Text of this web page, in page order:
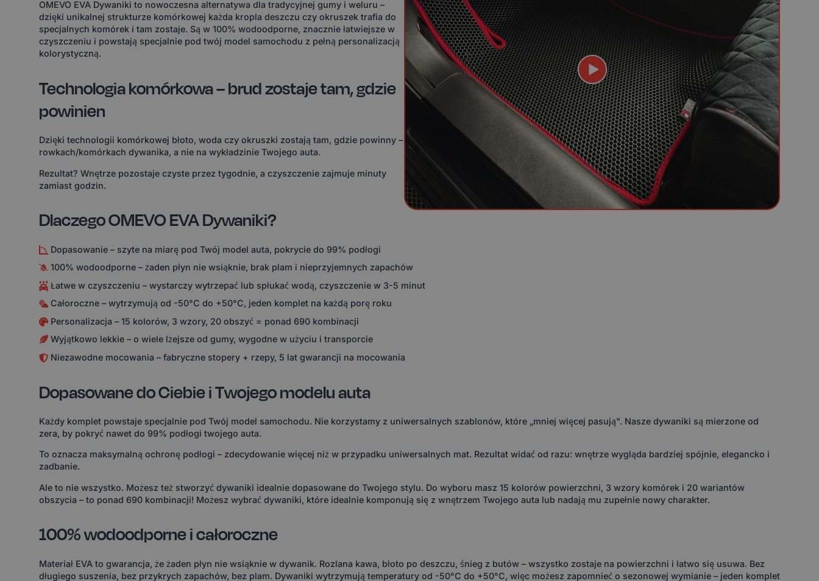
OMEVO EVA Dywaniki to nowoczesna alternatywa dla tradycyjnej gumy i weluru –
dzięki unikalnej strukturze komórkowej każda kropla deszczu czy okruszek trafia do
specjalnych komórek i tam zostaje. Są w 100% wodoodporne, znacznie łatwiejsze w
czyszczeniu i powstają specjalnie pod twój model samochodu z pełną personalizacją
kolorystyczną.
Technologia komórkowa – brud zostaje tam, gdzie
powinien
Dzięki technologii komórkowej błoto, woda czy okruszki zostają tam, gdzie powinny –
rowkach/komórkach dywanika, a nie na wykładzinie Twojego auta.
Rezultat? Wnętrze pozostaje czyste przez tygodnie, a czyszczenie zajmuje minuty
zamiast godzin.
Dlaczego OMEVO EVA Dywaniki?
Dopasowanie – szyte na miarę pod Twój model auta, pokrycie do 99% podłogi
100% wodoodporne – żaden płyn nie wsiąknie, brak plam i nieprzyjemnych zapachów
Łatwe w czyszczeniu – wystarczy wytrzepać lub spłukać wodą, czyszczenie w 3-5 minut
Całoroczne – wytrzymują od -50°C do +50°C, jeden komplet na każdą porę roku
Personalizacja – 15 kolorów, 3 wzory, 20 obszyć = ponad 690 kombinacji
Wyjątkowo lekkie – o wiele lżejsze od gumy, wygodne w użyciu i transporcie
Niezawodne mocowania – fabryczne stopery + rzepy, 5 lat gwarancji na mocowania
Dopasowane do Ciebie i Twojego modelu auta
Każdy komplet powstaje specjalnie pod Twój model samochodu. Nie korzystamy z uniwersalnych szablonów, które „mniej więcej pasują". Nasze dywaniki są mierzone od
zera, by pokryć nawet do 99% podłogi twojego auta.
To oznacza maksymalną ochronę podłogi – zdecydowanie więcej niż w przypadku uniwersalnych mat. Rezultat widać od razu: wnętrze wygląda bardziej spójnie, elegancko i
zadbanie.
Ale to nie wszystko. Możesz też stworzyć dywaniki idealnie dopasowane do Twojego stylu. Do wyboru masz 15 kolorów powierzchni, 3 wzory komórek i 20 wariantów
obszycia – to ponad 690 kombinacji! Możesz wybrać dywaniki, które idealnie komponują się z wnętrzem Twojego auta lub nadają mu zupełnie nowy charakter.
100% wodoodporne i całoroczne
Materiał EVA to gwarancja, że żaden płyn nie wsiąknie w dywanik. Rozlana kawa, błoto po deszczu, śnieg z butów – wszystko zostaje na powierzchni i łatwo się usuwa. Bez
długiego suszenia, bez przykrych zapachów, bez plam. Dywaniki wytrzymują temperatury od -50°C do +50°C, więc możesz zapomnieć o sezonowej wymianie – jeden komplet